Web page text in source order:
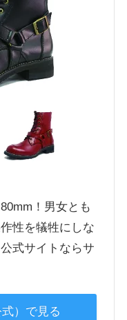
！男女とも
性を犠牲にしな
式サイトならサ
）で見る